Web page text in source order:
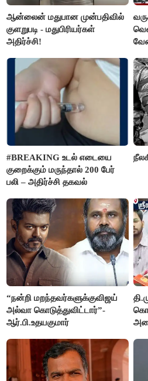
ஆன்லைன் மதுபான முன்பதிவில்
குளறுபடி - மதுபிரியர்கள்
அதிர்ச்சி!
#BREAKING உடல் எடையை
குறைக்கும் மருந்தால் 200 பேர்
பலி – அதிர்ச்சி தகவல்
“நன்றி மறந்தவர்களுக்குவிஜய்
அல்வா கொடுத்துவிட்டார்”-
ஆர்.பி.உதயகுமார்